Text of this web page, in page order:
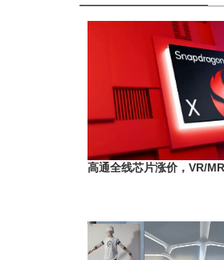
高通全线芯片涨价，VR/